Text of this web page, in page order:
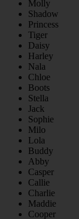
Molly
Shadow
Princess
Tiger
Daisy
Harley
Nala
Chloe
Boots
Stella
Jack
Sophie
Milo
Lola
Buddy
Abby
Casper
Callie
Charlie
Maddie
Cooper